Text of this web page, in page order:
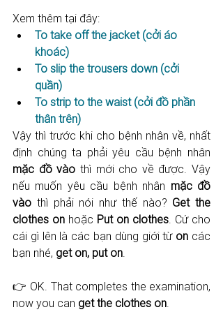
Xem thêm tại đây:
To take off the jacket (cởi áo
khoác)
To slip the trousers down (cởi
quần)
To strip to the waist (cởi đồ phần
thân trên)
Vậy thì trước khi cho bệnh nhân về, nhất
mặc đồ vào thì mới cho về được. Vậy
nếu muốn yêu cầu bệnh nhân mặc đồ
vào thì phải nói như thế nào? Get the
clothes on hoặc Put on clothes. Cứ cho
cái gì lên là các bạn dùng giới từ on các
bạn nhé, get on, put on.
👉 OK. That completes the examination,
now you can get the clothes on.